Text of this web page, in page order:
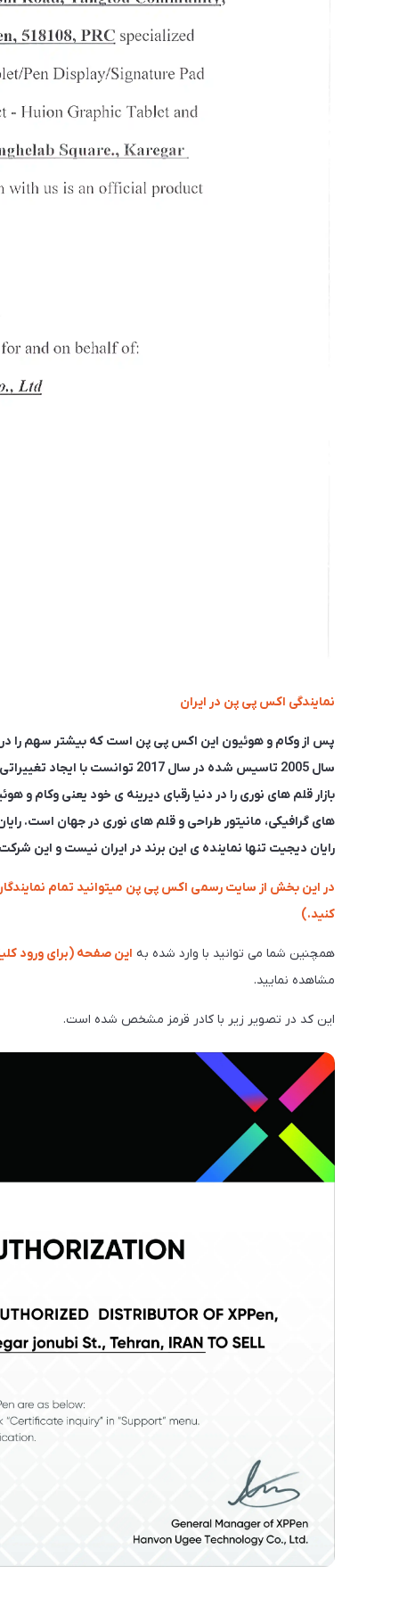
نمایندگی اکس پی پن در ایران
پس از وکام و هوئیون این اکس پی پن است که بیشتر سهم را در
سال 2005 تاسیس شده در سال
بازار قلم های نوری را در دنیا رقبای دیرینه ی خود یعنی وکام
های گرافیکی، مانیتور طراحی و قلم های نوری در جهان است.
رایان دیجیت تنها نماینده ی این برند در ایران نیست و این
در این بخش از سایت رسمی اکس پی پن میتوانید تمام
کنید.)
همچنین شما می توانید با وارد شده به این صفحه (برای ورود
مشاهده نمایید.
این کد در تصویر زیر با کادر قرمز مشخص شده است.